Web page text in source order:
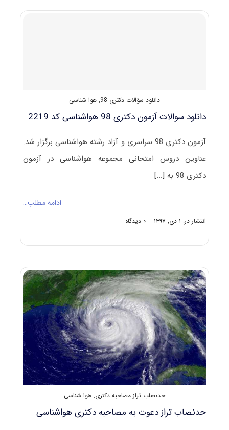
+
دانلود سؤالات دکتری 98 , هوا شناسی
دانلود سوالات آزمون دکتری 98 هواشناسی کد 2219
آزمون دکتری 98 سراسری و آزاد رشته هواشناسی برگزار شد.
عناوین دروس امتحانی مجموعه هواشناسی در آزمون
دکتری 98 به
[...]
ادامه مطلب…
انتشار در: ۱ دی, ۱۳۹۷ -- ۰ دیدگاه
on
دانلود
۹۸
هواشناسی
کد
۲۲۱۹
حدنصاب تراز مصاحبه دکتری, هوا شناسی
حدنصاب تراز دعوت به مصاحبه دکتری هواشناسی